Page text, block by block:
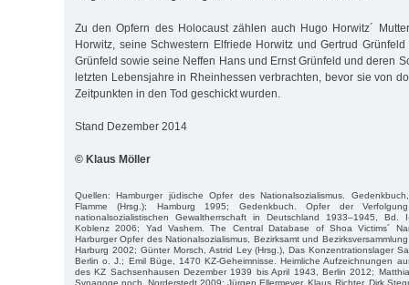
Zu den Opfern des Holocaust zählen auch Hugo Horwitz´
Horwitz, seine Schwestern Elfriede Horwitz und Gertrud
Grünfeld sowie seine Neffen Hans und Ernst Grünfeld und deren
letzten Lebensjahre in Rheinhessen verbrachten, bevor sie von
Zeitpunkten in den Tod geschickt wurden.
Stand Dezember 2014
© Klaus Möller
Quellen: Hamburger jüdische Opfer des Nationalsozialismus.
Flamme (Hrsg.); Hamburg 1995; Gedenkbuch. Opfer der
nationalsozialistischen Gewaltherrschaft in Deutschland 1933–1945, Bd.
Koblenz 2006; Yad Vashem. The Central Database of Shoa Victims´
Harburger Opfer des Nationalsozialismus, Bezirksamt und
Harburg 2002; Günter Morsch, Astrid Ley (Hrsg.), Das Konzentrationslager
Berlin o. J.; Emil Büge, 1470 KZ-Geheimnisse. Heimliche Aufzeichnungen
des KZ Sachsenhausen Dezember 1939 bis April 1943, Berlin 2012;
Synagoge noch, Norderstedt 2009; Jürgen Ellermeyer, Klaus Richter, Dirk